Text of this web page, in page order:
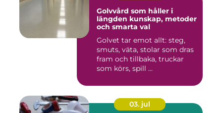
Golvvård som håller i
längden kunskap, metoder
och smarta val
Golvet tar emot allt: steg,
smuts, väta, stolar som dras
fram och tillbaka, truckar
som körs, spill ...
03. jul